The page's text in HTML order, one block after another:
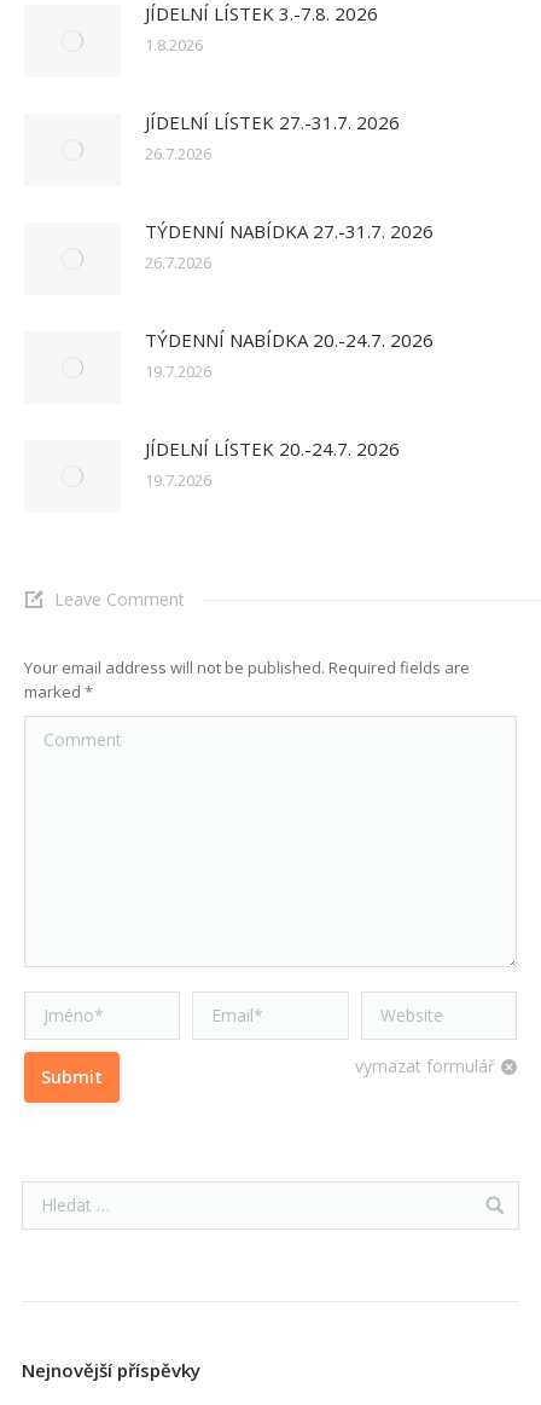
JÍDELNÍ LÍSTEK 3.-7.8. 2026
1.8.2026
JÍDELNÍ LÍSTEK 27.-31.7. 2026
26.7.2026
TÝDENNÍ NABÍDKA 27.-31.7. 2026
26.7.2026
TÝDENNÍ NABÍDKA 20.-24.7. 2026
19.7.2026
JÍDELNÍ LÍSTEK 20.-24.7. 2026
19.7.2026
Leave Comment
Your email address will not be published. Required fields are
marked *
Comment
Jméno * Email * Website
vymazat formulář
Submit
Nejnovější příspěvky